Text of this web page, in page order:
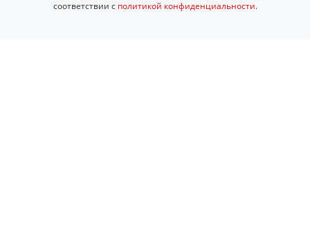
соответствии с политикой конфиденциальности.